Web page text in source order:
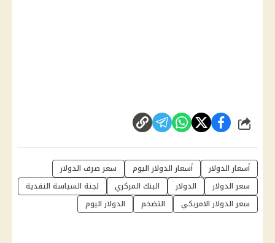
شارك
أسعار الدوﻻر أسعار الدولار اليوم
سعر صرف الدولار
سعر الدولار
الدولار البنك المركزي
لجنة السياسة النقدية
سعر الدولار الامريكي
التضخم الدوﻻر اليوم